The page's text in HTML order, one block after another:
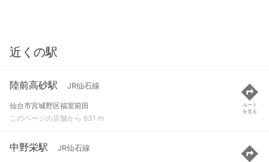
近くの駅
陸前高砂駅 JR仙石線
仙台市宮城野区福室前田
このページの店舗から 631 m
ルート
を見る
中野栄駅 JR仙石線